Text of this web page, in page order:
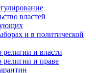
властей
и в политической
религии и власти
религии и праве